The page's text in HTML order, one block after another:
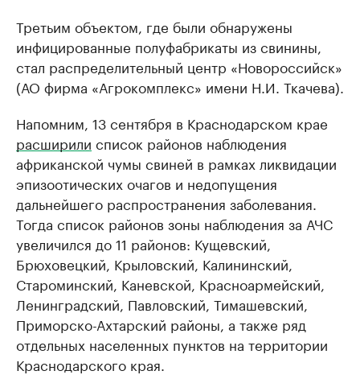
Третьим объектом, где были обнаружены
инфицированные полуфабрикаты из свинины,
стал распределительный центр «Новороссийск»
(АО фирма «Агрокомплекс» имени Н.И. Ткачева).
Напомним, 13 сентября в Краснодарском крае
расширили список районов наблюдения
африканской чумы свиней в рамках ликвидации
эпизоотических очагов и недопущения
дальнейшего распространения заболевания.
Тогда список районов зоны наблюдения за АЧС
увеличился до 11 районов: Кущевский,
Брюховецкий, Крыловский, Калининский,
Староминский, Каневской, Красноармейский,
Ленинградский, Павловский, Тимашевский,
Приморско-Ахтарский районы, а также ряд
отдельных населенных пунктов на территории
Краснодарского края.